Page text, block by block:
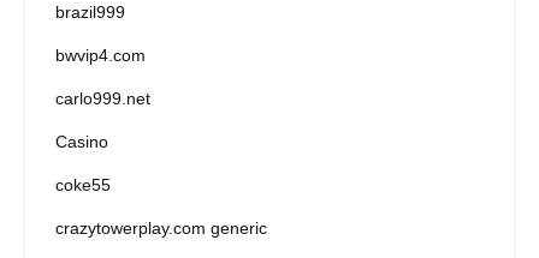
brazil999
bwvip4.com
carlo999.net
Casino
coke55
crazytowerplay.com generic